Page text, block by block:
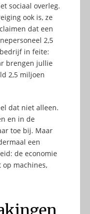
sociaal overleg.
ook is, ze
dat een
2,5
in feite:
brengen jullie
2,5 miljoen
dat niet alleen.
en in de
toe bij. Maar
een
de economie
op machines,